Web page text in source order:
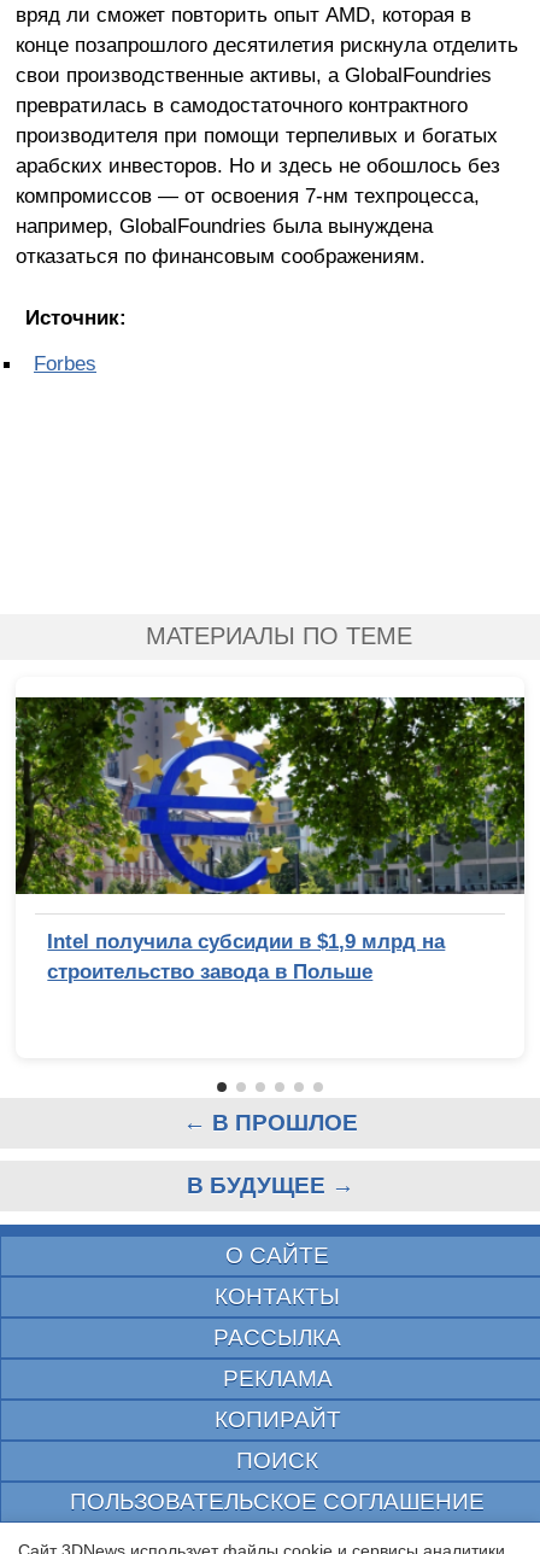
вряд ли сможет повторить опыт AMD, которая в
конце позапрошлого десятилетия рискнула отделить
свои производственные активы, а GlobalFoundries
превратилась в самодостаточного контрактного
производителя при помощи терпеливых и богатых
арабских инвесторов. Но и здесь не обошлось без
компромиссов — от освоения 7-нм техпроцесса,
например, GlobalFoundries была вынуждена
отказаться по финансовым соображениям.
Источник:
Forbes
МАТЕРИАЛЫ ПО ТЕМЕ
Intel получила субсидии в $1,9 млрд на
строительство завода в Польше
← В ПРОШЛОЕ
В БУДУЩЕЕ →
О САЙТЕ
КОНТАКТЫ
РАССЫЛКА
РЕКЛАМА
КОПИРАЙТ
ПОИСК
ПОЛЬЗОВАТЕЛЬСКОЕ СОГЛАШЕНИЕ
ЗАЩИЩЕНО CURATOR